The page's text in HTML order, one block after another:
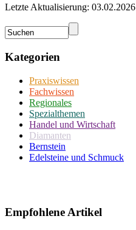
Letzte Aktualisierung: 03.02.2026
Kategorien
Praxiswissen
Fachwissen
Regionales
Spezialthemen
Handel und Wirtschaft
Diamanten
Bernstein
Edelsteine und Schmuck
Empfohlene Artikel